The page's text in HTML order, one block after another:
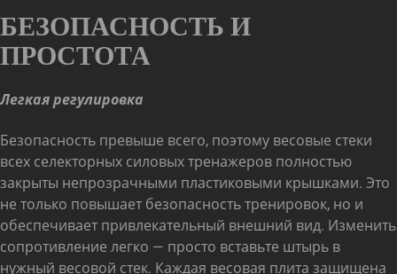
БЕЗОПАСНОСТЬ И
ПРОСТОТА
Легкая регулировка
Безопасность превыше всего, поэтому весовые стеки
всех селекторных силовых тренажеров полностью
закрыты непрозрачными пластиковыми крышками. Это
не только повышает безопасность тренировок, но и
обеспечивает привлекательный внешний вид. Изменить
сопротивление легко — просто вставьте штырь в
нужный весовой стек. Каждая весовая плита защищена